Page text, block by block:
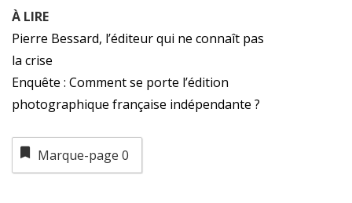
À LIRE
Pierre Bessard, l’éditeur qui ne connaît pas
la crise
Enquête : Comment se porte l’édition
photographique française indépendante ?
Marque-page 0